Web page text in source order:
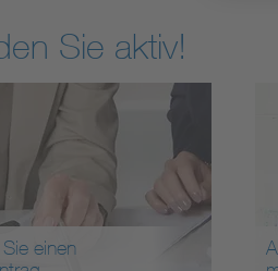
Sie aktiv!
einen